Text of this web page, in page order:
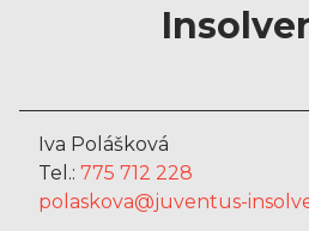
Iva Polášková
Tel.: 775 712 228
polaskova@juventus-